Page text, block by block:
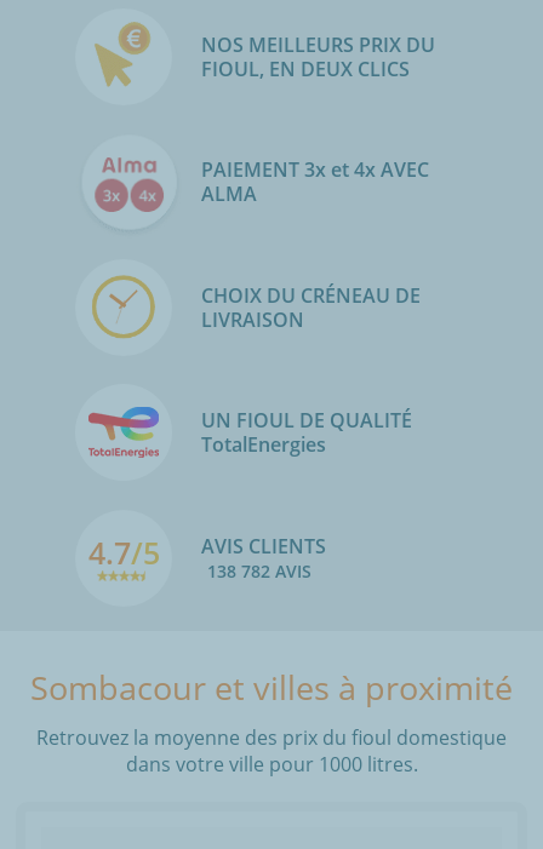
NOS MEILLEURS PRIX DU
FIOUL, EN DEUX CLICS
PAIEMENT 3x et 4x AVEC
ALMA
CHOIX DU CRÉNEAU DE
LIVRAISON
UN FIOUL DE QUALITÉ
TotalEnergies
4.7/5 AVIS CLIENTS
138 782 AVIS
Sombacour et villes à proximité
Retrouvez la moyenne des prix du fioul domestique
dans votre ville pour 1000 litres.